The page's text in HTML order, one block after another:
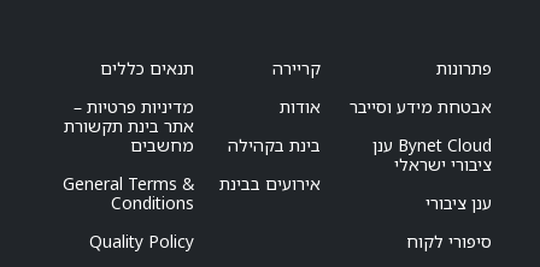
פתרונות
אבטחת מידע וסייבר
Bynet Cloud ענן
ציבורי ישראלי
ענן ציבורי
סיפורי לקוח
קריירה
אודות
בינת בקהילה
אירועים בבינת
תנאים כללים
מדיניות פרטיות –
אתר בינת תקשורת
מחשבים
General Terms &
Conditions
Quality Policy